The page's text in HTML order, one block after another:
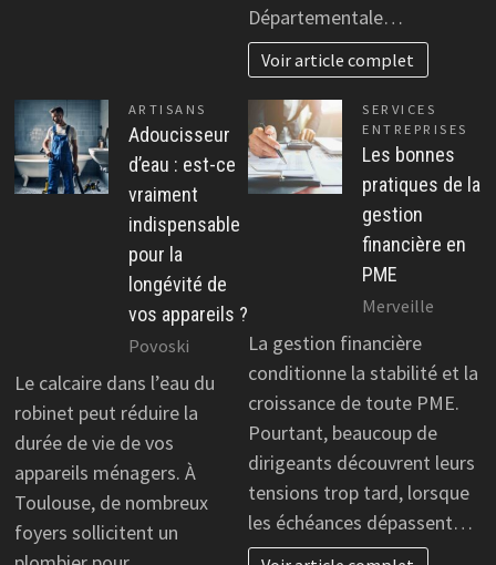
Départementale…
Voir article complet
ARTISANS
Adoucisseur
d’eau : est-ce
vraiment
indispensable
pour la
longévité de
vos appareils ?
Povoski
Le calcaire dans l’eau du
robinet peut réduire la
durée de vie de vos
appareils ménagers. À
Toulouse, de nombreux
foyers sollicitent un
SERVICES
ENTREPRISES
Les bonnes
pratiques de la
gestion
financière en
PME
Merveille
La gestion financière
conditionne la stabilité et la
croissance de toute PME.
Pourtant, beaucoup de
dirigeants découvrent leurs
tensions trop tard, lorsque
les échéances dépassent…